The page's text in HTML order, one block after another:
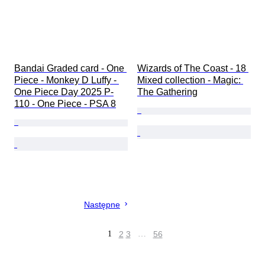
Bandai Graded card - One
Piece - Monkey D Luffy -
One Piece Day 2025 P-
110 - One Piece - PSA 8
Wizards of The Coast - 18
Mixed collection - Magic:
The Gathering
Następne
1 2 3 … 56